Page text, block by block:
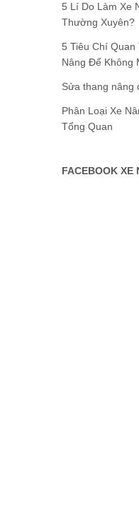
5 Lí Do Làm Xe
Thường Xuyên?
5 Tiêu Chí Quan
Nâng Để Không
Sửa thang nâng
Phân Loại Xe
Tổng Quan
FACEBOOK XE